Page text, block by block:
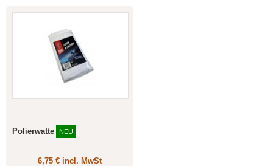
Polierwatte NEU
6,75 € incl. MwSt